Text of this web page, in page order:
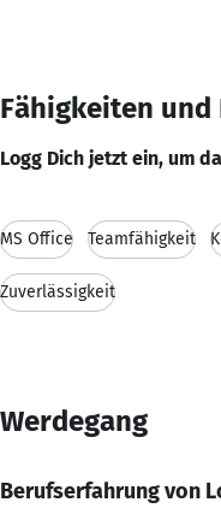
Fähigkeiten
Logg Dich jetzt ein, um
MS Office Teamfähigkeit
Zuverlässigkeit
Werdegang
Berufserfahrung von